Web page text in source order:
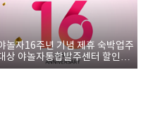
놀자16주년 기념 제휴 숙박업주
상 야놀자통합발주센터 할인쿠
증정